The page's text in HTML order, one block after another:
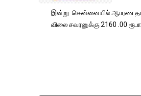
இன்று சென்னையில் ஆபரண
விலை சவரனுக்கு 2160 .00